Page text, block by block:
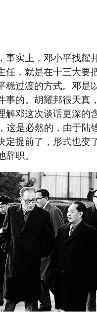
实上，邓小平找耀
任，就是在十三大要
稳过渡的方式。邓是
事的。胡耀邦很天真
解邓这次谈话更深的
这是必然的，由于陆
定提前了，形式也变
职。